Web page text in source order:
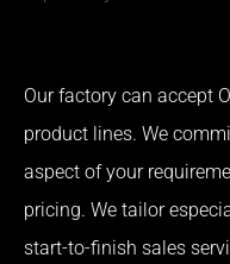
Our factory can accept
product lines. We
aspect of your
pricing. We tailor
start-to-finish sales